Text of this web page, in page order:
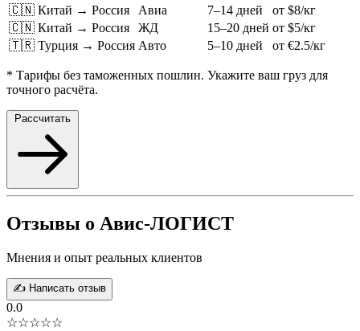
🇨🇳 Китай → Россия
Авиа 7–14 дней
от $8/кг
🇨🇳 Китай → Россия
ЖД 15–20 дней от $5/кг
🇹🇷 Турция → Россия Авто 5–10 дней от €2.5/кг
* Тарифы без таможенных пошлин. Укажите ваш груз для
точного расчёта.
Рассчитать
Отзывы о Авис-ЛОГИСТ
Мнения и опыт реальных клиентов
✍️ Написать отзыв
0.0
☆☆☆☆☆